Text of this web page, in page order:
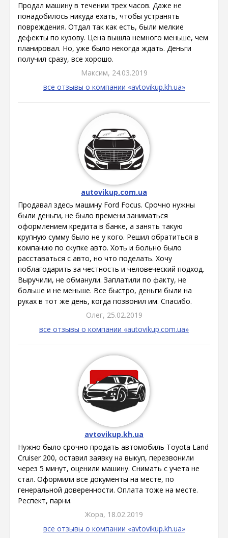
Продал машину в течении трех часов. Даже не
понадобилось никуда ехать, чтобы устранять
повреждения. Отдал так как есть, были мелкие
дефекты по кузову. Цена вышла немного меньше, чем
планировал. Но, уже было некогда ждать. Деньги
получил сразу, все хорошо.
Максим, 24.03.2019
все отзывы о компании «avtovikup.kh.ua»
autovikup.com.ua
Продавал здесь машину Ford Focus. Срочно нужны
были деньги, не было времени заниматься
оформлением кредита в банке, а занять такую
крупную сумму было не у кого. Решил обратиться в
компанию по скупке авто. Хоть и больно было
расставаться с авто, но что поделать. Хочу
поблагодарить за честность и человеческий подход.
Выручили, не обманули. Заплатили по факту, не
больше и не меньше. Все быстро, деньги были на
руках в тот же день, когда позвонил им. Спасибо.
Олег, 25.02.2019
все отзывы о компании «autovikup.com.ua»
avtovikup.kh.ua
Нужно было срочно продать автомобиль Toyota Land
Cruiser 200, оставил заявку на выкуп, перезвонили
через 5 минут, оценили машину. Снимать с учета не
стал. Оформили все документы на месте, по
генеральной доверенности. Оплата тоже на месте.
Респект, парни.
Жора, 18.02.2019
все отзывы о компании «avtovikup.kh.ua»